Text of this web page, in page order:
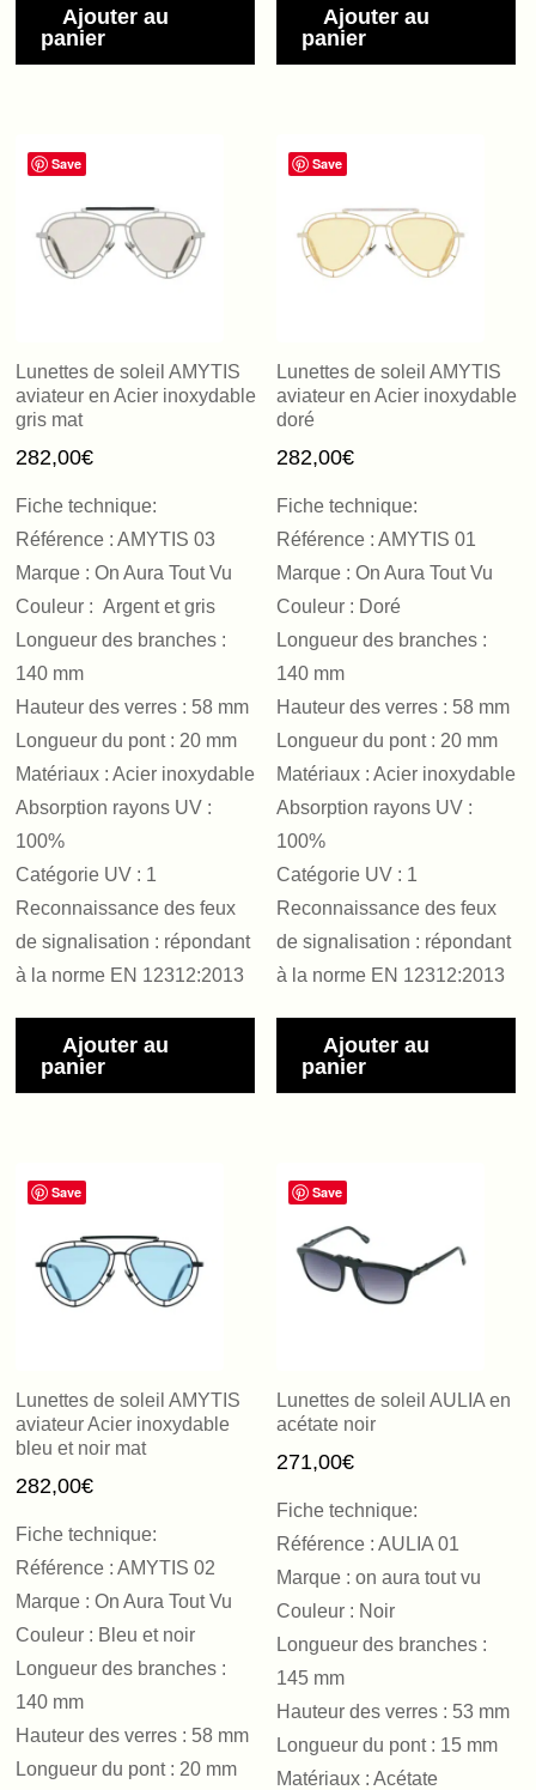
Ajouter au
panier
Ajouter au
panier
Save
Lunettes de soleil AMYTIS
aviateur en Acier inoxydable
gris mat
282,00€
Fiche technique:
Référence : AMYTIS 03
Marque : On Aura Tout Vu
Couleur : Argent et gris
Longueur des branches :
140 mm
Hauteur des verres : 58 mm
Longueur du pont : 20 mm
Matériaux : Acier inoxydable
Absorption rayons UV :
100%
Catégorie UV : 1
Reconnaissance des feux
de signalisation : répondant
à la norme EN 12312:2013
Ajouter au
panier
Save
Lunettes de soleil AMYTIS
aviateur en Acier inoxydable
doré
282,00€
Fiche technique:
Référence : AMYTIS 01
Marque : On Aura Tout Vu
Couleur : Doré
Longueur des branches :
140 mm
Hauteur des verres : 58 mm
Longueur du pont : 20 mm
Matériaux : Acier inoxydable
Absorption rayons UV :
100%
Catégorie UV : 1
Reconnaissance des feux
de signalisation : répondant
à la norme EN 12312:2013
Ajouter au
panier
Save
Lunettes de soleil AMYTIS
aviateur Acier inoxydable
bleu et noir mat
282,00€
Fiche technique:
Référence : AMYTIS 02
Marque : On Aura Tout Vu
Couleur : Bleu et noir
Longueur des branches :
140 mm
Hauteur des verres : 58 mm
Longueur du pont : 20 mm
Save
Lunettes de soleil AULIA en
acétate noir
271,00€
Fiche technique:
Référence : AULIA 01
Marque : on aura tout vu
Couleur : Noir
Longueur des branches :
145 mm
Hauteur des verres : 53 mm
Longueur du pont : 15 mm
Matériaux : Acétate